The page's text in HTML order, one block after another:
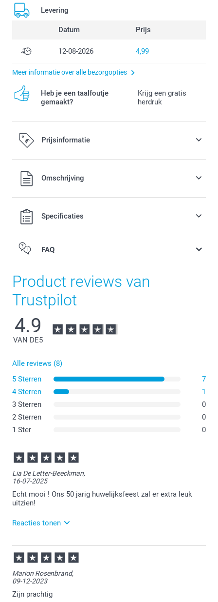
Levering
Datum Prijs
12-08-2026 4,99
Meer informatie over alle bezorgopties
Heb je een taalfoutje
gemaakt?
Krijg een gratis
herdruk
Prijsinformatie
Alle prijzen zijn in EURO (€) inclusief BTW en exclusief
verzendkosten.Omschrijving
Specificaties
FAQ
Product reviews van
Trustpilot
4.9
VAN DE5
Alle reviews (8)
5 Sterren
7
4 Sterren
1
3 Sterren
0
2 Sterren
0
1 Ster
0
Lia De Letter-Beeckman,
16-07-2025
Echt mooi ! Ons 50 jarig huwelijksfeest zal er extra leuk
uitzien!
Reacties tonen
17-07-2025
09:27
Bedankt voor je review. Wat leuk dat je bij ons
placemats hebt gemaakt voor jullie 50-jarig
huwelijksfeest. Met dit product kun je je feest extra
leuk personaliseren! Heel veel plezier alvast op jullie
Marion Rosenbrand,
09-12-2023
Zijn prachtig